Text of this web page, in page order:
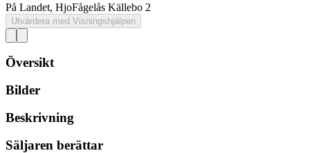
På Landet, HjoFågelås Källebo 2
Utvärdera med Visningshjälpen
Översikt
Bilder
Beskrivning
Säljaren berättar